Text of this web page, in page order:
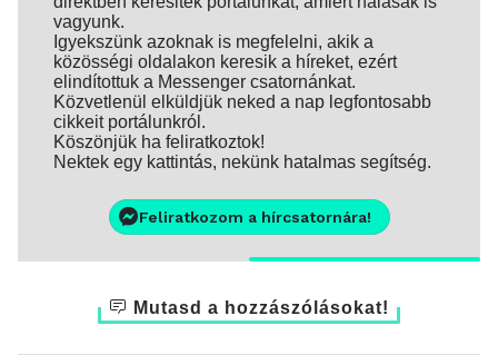
vagyunk.
Igyekszünk azoknak is megfelelni, akik a
közösségi oldalakon keresik a híreket, ezért
elindítottuk a Messenger csatornánkat.
Közvetlenül elküldjük neked a nap legfontosabb
cikkeit portálunkról.
Köszönjük ha feliratkoztok!
Nektek egy kattintás, nekünk hatalmas segítség.
Feliratkozom a hírcsatornára!
Mutasd a hozzászólásokat!